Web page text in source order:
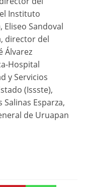
Instituto
Eliseo Sandoval
director del
Álvarez
Hospital
y Servicios
(Issste),
Esparza,
de Uruapan